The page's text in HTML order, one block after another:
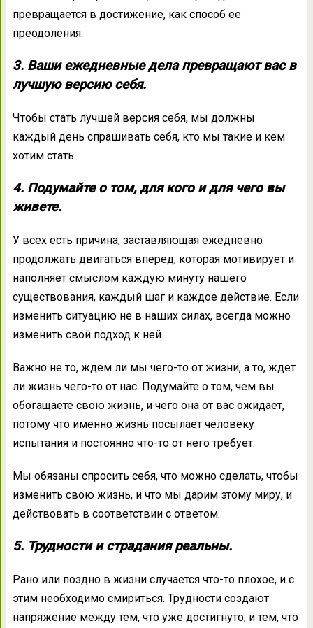
превращается в достижение, как способ ее
преодоления.
3. Ваши ежедневные дела превращают вас в
лучшую версию себя.
Чтобы стать лучшей версия себя, мы должны
каждый день спрашивать себя, кто мы такие и кем
хотим стать.
4. Подумайте о том, для кого и для чего вы
живете.
У всех есть причина, заставляющая ежедневно
продолжать двигаться вперед, которая мотивирует и
наполняет смыслом каждую минуту нашего
существования, каждый шаг и каждое действие. Если
изменить ситуацию не в наших силах, всегда можно
изменить свой подход к ней.
Важно не то, ждем ли мы чего-то от жизни, а то, ждет
ли жизнь чего-то от нас. Подумайте о том, чем вы
обогащаете свою жизнь, и чего она от вас ожидает,
потому что именно жизнь посылает человеку
испытания и постоянно что-то от него требует.
Мы обязаны спросить себя, что можно сделать, чтобы
изменить свою жизнь, и что мы дарим этому миру, и
действовать в соответствии с ответом.
5. Трудности и страдания реальны.
Рано или поздно в жизни случается что-то плохое, и с
этим необходимо смириться. Трудности создают
напряжение между тем, что уже достигнуто, и тем, что